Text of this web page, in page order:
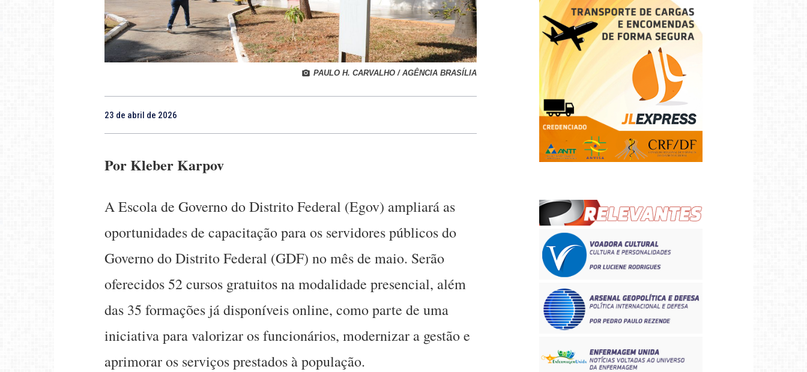
PAULO H. CARVALHO / AGÊNCIA BRASÍLIA
23 de abril de 2026
Por Kleber Karpov
A Escola de Governo do Distrito Federal (Egov) ampliará as
oportunidades de capacitação para os servidores públicos do
Governo do Distrito Federal (GDF) no mês de maio. Serão
oferecidos 52 cursos gratuitos na modalidade presencial, além
das 35 formações já disponíveis online, como parte de uma
iniciativa para valorizar os funcionários, modernizar a gestão e
aprimorar os serviços prestados à população.